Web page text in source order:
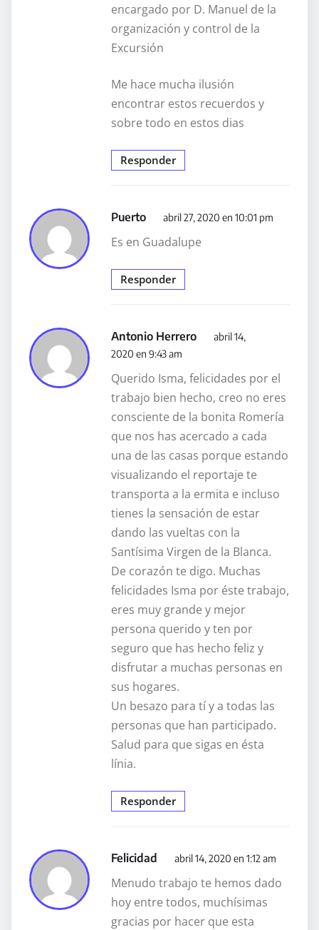
encargado por D. Manuel de la
organización y control de la
Excursión
Me hace mucha ilusión
encontrar estos recuerdos y
sobre todo en estos dias
Responder
Puerto abril 27, 2020 en 10:01 pm
Es en Guadalupe
Responder
Antonio Herrero
abril 14,
2020 en 9:43 am
Querido Isma, felicidades por el
trabajo bien hecho, creo no eres
consciente de la bonita Romería
que nos has acercado a cada
una de las casas porque estando
visualizando el reportaje te
transporta a la ermita e incluso
tienes la sensación de estar
dando las vueltas con la
Santísima Virgen de la Blanca.
De corazón te digo. Muchas
felicidades Isma por éste trabajo,
eres muy grande y mejor
persona querido y ten por
seguro que has hecho feliz y
disfrutar a muchas personas en
sus hogares.
Un besazo para tí y a todas las
personas que han participado.
Salud para que sigas en ésta
línia.
Responder
Felicidad abril 14, 2020 en 1:12 am
Menudo trabajo te hemos dado
hoy entre todos, muchísimas
gracias por hacer que esta